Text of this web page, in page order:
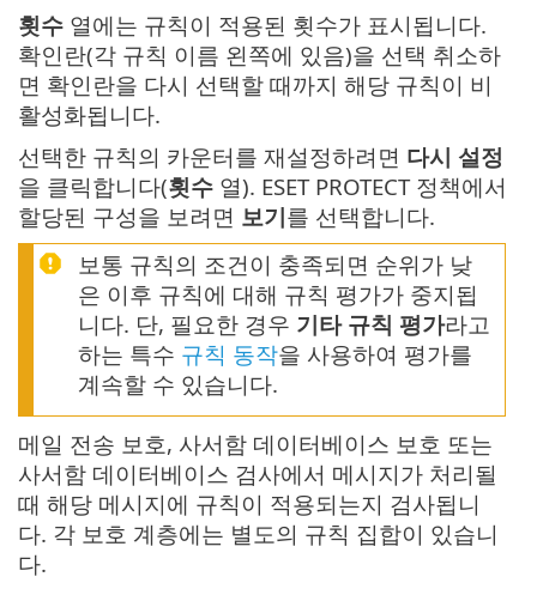
횟수 열에는 규칙이 적용된 횟수가 표시됩니다.
확인란(각 규칙 이름 왼쪽에 있음)을 선택 취소하
면 확인란을 다시 선택할 때까지 해당 규칙이 비
활성화됩니다.
선택한 규칙의 카운터를 재설정하려면 다시 설정
을 클릭합니다(횟수 열). ESET PROTECT 정책에서
할당된 구성을 보려면 보기를 선택합니다.
보통 규칙의 조건이 충족되면 순위가 낮
은 이후 규칙에 대해 규칙 평가가 중지됩
니다. 단, 필요한 경우 기타 규칙 평가라고
하는 특수 규칙 동작을 사용하여 평가를
계속할 수 있습니다.
메일 전송 보호, 사서함 데이터베이스 보호 또는
사서함 데이터베이스 검사에서 메시지가 처리될
때 해당 메시지에 규칙이 적용되는지 검사됩니
다. 각 보호 계층에는 별도의 규칙 집합이 있습니
다.